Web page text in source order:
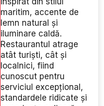
maritim, accente de
lemn natural și
iluminare caldă.
Restaurantul atrage
atât turiști, cât și
localnici, fiind
cunoscut pentru
serviciul excepțional,
standardele ridicate și